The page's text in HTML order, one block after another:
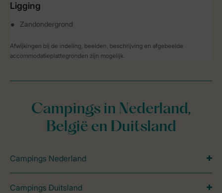
Ligging
Zandondergrond
Afwijkingen bij de indeling, beelden, beschrijving en afgebeelde
accommodatieplattegronden zijn mogelijk.
Campings in Nederland,
België en Duitsland
Campings Nederland
Campings Duitsland